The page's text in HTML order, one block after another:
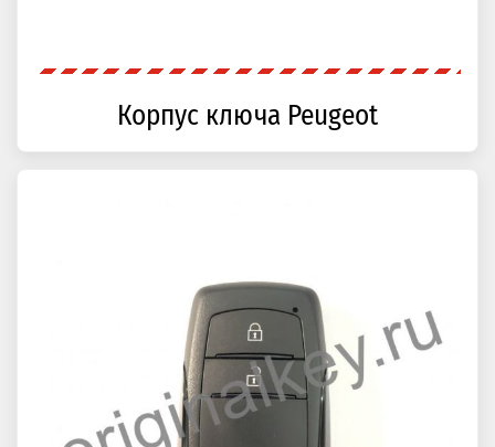
Корпус ключа Peugeot